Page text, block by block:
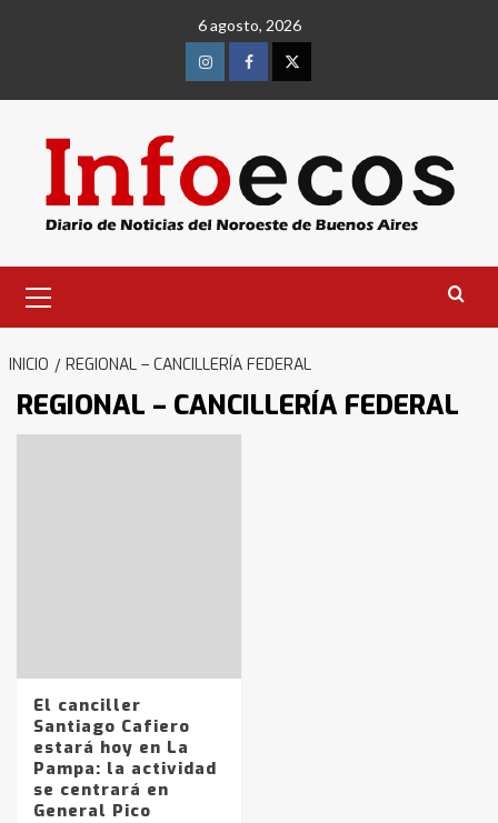
6 agosto, 2026
InstagramFacebookTwitter
primario
INICIO REGIONAL – CANCILLERÍA FEDERAL
REGIONAL – CANCILLERÍA FEDERAL
El canciller
Santiago Cafiero
estará hoy en La
Pampa: la actividad
se centrará en
General Pico
4
Accidente en Ruta 5: falleció un
joven de Trenque Lauquen